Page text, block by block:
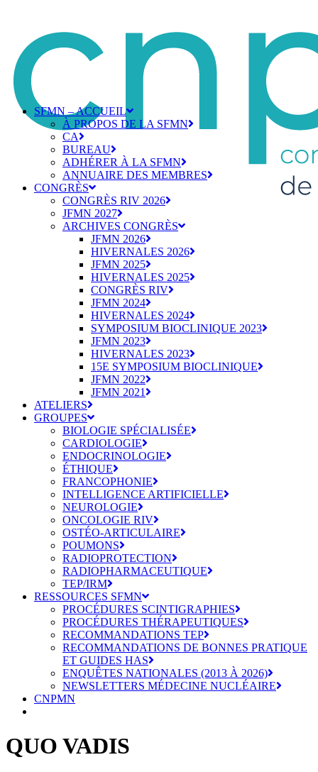
SFMN – ACCUEIL
À PROPOS DE LA SFMN
CA
BUREAU
ADHÉRER À LA SFMN
ANNUAIRE DES MEMBRES
CONGRÈS
CONGRÈS RIV 2026
JFMN 2027
ARCHIVES CONGRÈS
JFMN 2026
HIVERNALES 2026
JFMN 2025
HIVERNALES 2025
CONGRÈS RIV
JFMN 2024
HIVERNALES 2024
SYMPOSIUM BIOCLINIQUE 2023
JFMN 2023
HIVERNALES 2023
15E SYMPOSIUM BIOCLINIQUE
JFMN 2022
JFMN 2021
ATELIERS
GROUPES
BIOLOGIE SPÉCIALISÉE
CARDIOLOGIE
ENDOCRINOLOGIE
ÉTHIQUE
FRANCOPHONIE
INTELLIGENCE ARTIFICIELLE
NEUROLOGIE
ONCOLOGIE RIV
OSTÉO-ARTICULAIRE
POUMONS
RADIOPROTECTION
RADIOPHARMACEUTIQUE
TEP/IRM
RESSOURCES SFMN
PROCÉDURES SCINTIGRAPHIES
PROCÉDURES THÉRAPEUTIQUES
RECOMMANDATIONS TEP
RECOMMANDATIONS DE BONNES PRATIQUE
ET GUIDES HAS
ENQUÊTES NATIONALES (2013 À 2026)
NEWSLETTERS MÉDECINE NUCLÉAIRE
CNPMN
QUO VADIS